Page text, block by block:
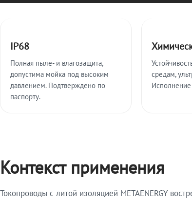
IP68
Полная пыле- и влагозащита,
допустима мойка под высоким
давлением. Подтверждено по
паспорту.
средам,
Контекст применения
Токопроводы с литой изоляцией METAENERGY